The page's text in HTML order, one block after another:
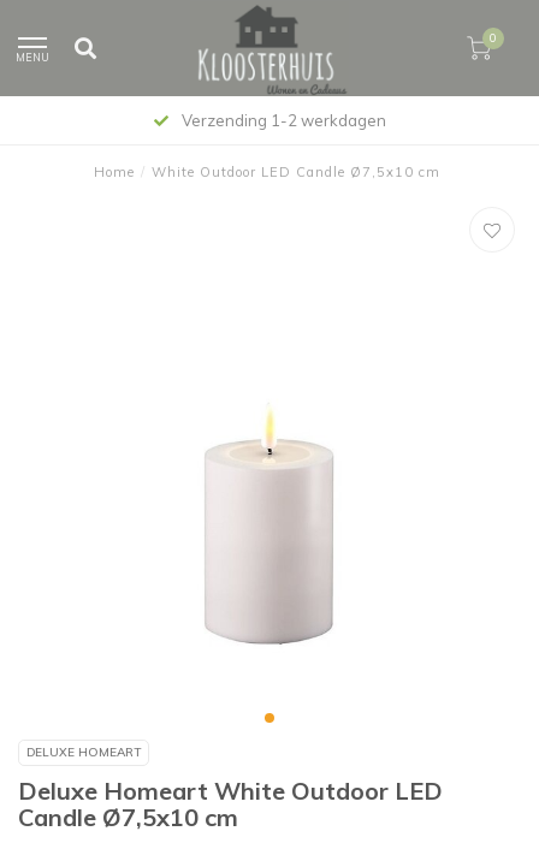
MENU
0
Verzending 1-2 werkdagen
Home / White Outdoor LED Candle Ø7,5x10 cm
DELUXE HOMEART
Deluxe Homeart White Outdoor LED
Candle Ø7,5x10 cm